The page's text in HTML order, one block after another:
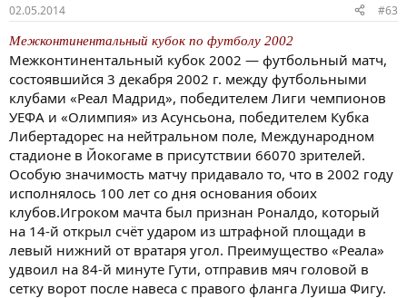
02.05.2014 #63
Межконтинентальный кубок по футболу 2002
Межконтинентальный кубок 2002 — футбольный матч,
состоявшийся 3 декабря 2002 г. между футбольными
клубами «Реал Мадрид», победителем Лиги чемпионов
УЕФА и «Олимпия» из Асунсьона, победителем Кубка
Либертадорес на нейтральном поле, Международном
стадионе в Йокогаме в присутствии 66070 зрителей.
Особую значимость матчу придавало то, что в 2002 году
исполнялось 100 лет со дня основания обоих
клубов.Игроком мачта был признан Роналдо, который
на 14-й открыл счёт ударом из штрафной площади в
левый нижний от вратаря угол. Преимущество «Реала»
удвоил на 84-й минуте Гути, отправив мяч головой в
сетку ворот после навеса с правого фланга Луиша Фигу.